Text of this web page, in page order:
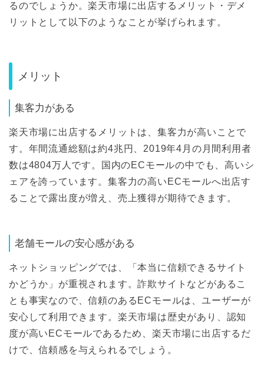
るのでしょうか。楽天市場に出店するメリット・デメ
リットとして以下のようなことが挙げられます。
メリット
集客力がある
楽天市場に出店するメリットは、集客力が高いことで
す。年間流通総額は約4兆円、2019年4月の月間利用者
数は4804万人です。国内のECモールの中でも、高いシ
ェアを誇っています。集客力の高いECモールへ出店す
ることで露出度が増え、売上獲得が期待できます。
老舗モールの安心感がある
ネットショッピングでは、「本当に信頼できるサイト
かどうか」が重視されます。詐欺サイトなどがあるこ
とも事実なので、信頼のあるECモールは、ユーザーが
安心して利用できます。楽天市場は歴史があり、認知
度が高いECモールであるため、楽天市場に出店するだ
けで、信頼感を与えられるでしょう。